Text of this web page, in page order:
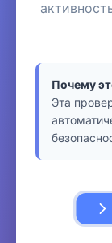
Почему
Эта